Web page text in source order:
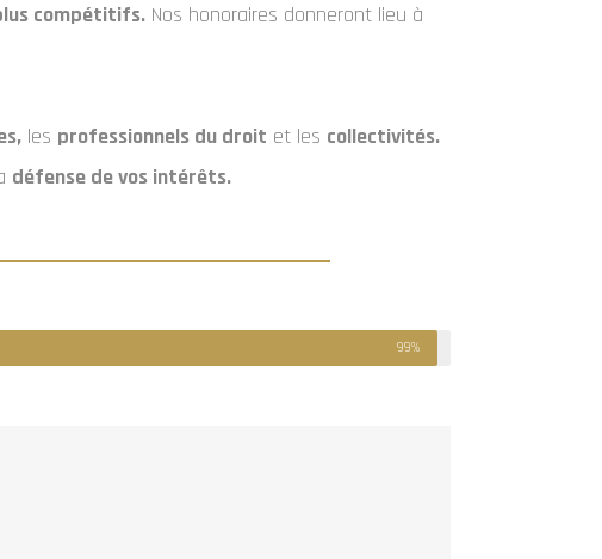
compétitifs.Nos honoraires donneront lieu à
les professionnels du droit et les collectivités.
défense de vos intérêts.
99%